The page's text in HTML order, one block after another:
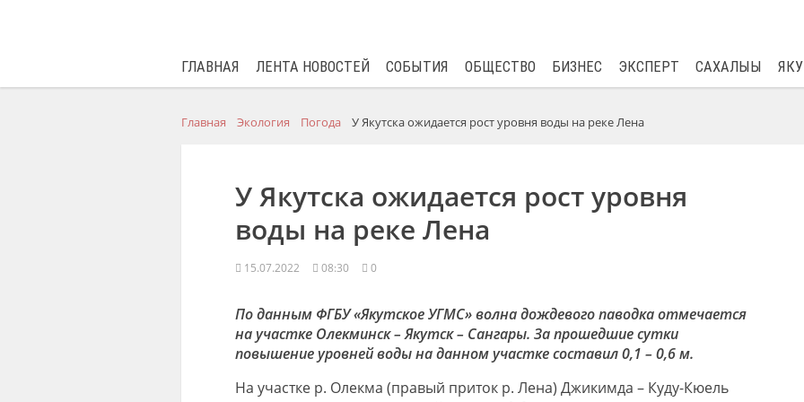
ГЛАВНАЯ ЛЕНТА НОВОСТЕЙ СОБЫТИЯ ОБЩЕСТВО БИЗНЕС ЭКСПЕРТ САХАЛЫЫ
Главная Экология Погода У Якутска ожидается рост уровня воды на реке Лена
У Якутска ожидается рост уровня
воды на реке Лена
15.07.2022 08:30 0
По данным ФГБУ «Якутское УГМС» волна дождевого паводка отмечается
на участке Олекминск – Якутск – Сангары. За прошедшие сутки
повышение уровней воды на данном участке составил 0,1 – 0,6 м.
На участке р. Олекма (правый приток р. Лена) Джикимда – Куду-Кюель